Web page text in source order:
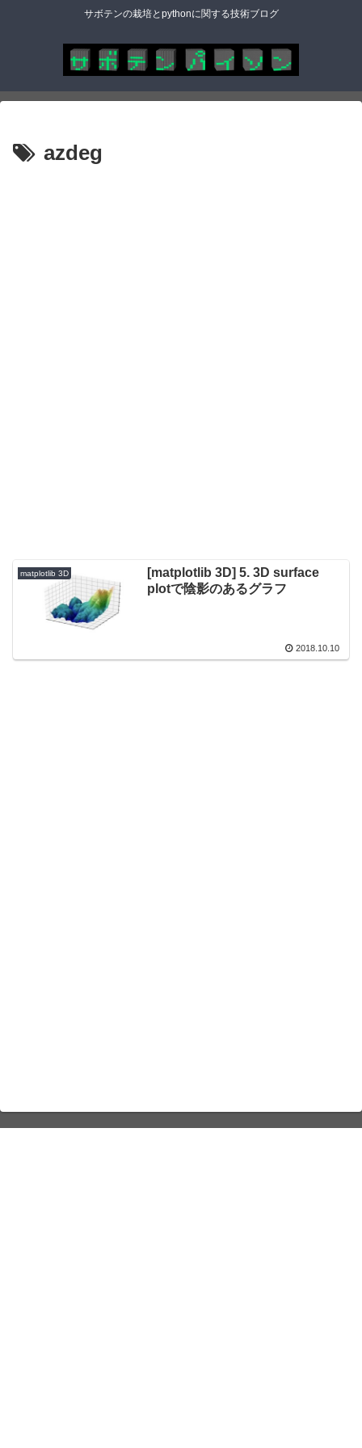
サボテンの栽培とpythonに関する技術ブログ
azdeg
matplotlib 3D
[matplotlib 3D] 5. 3D surface
plotで陰影のあるグラフ
2018.10.10